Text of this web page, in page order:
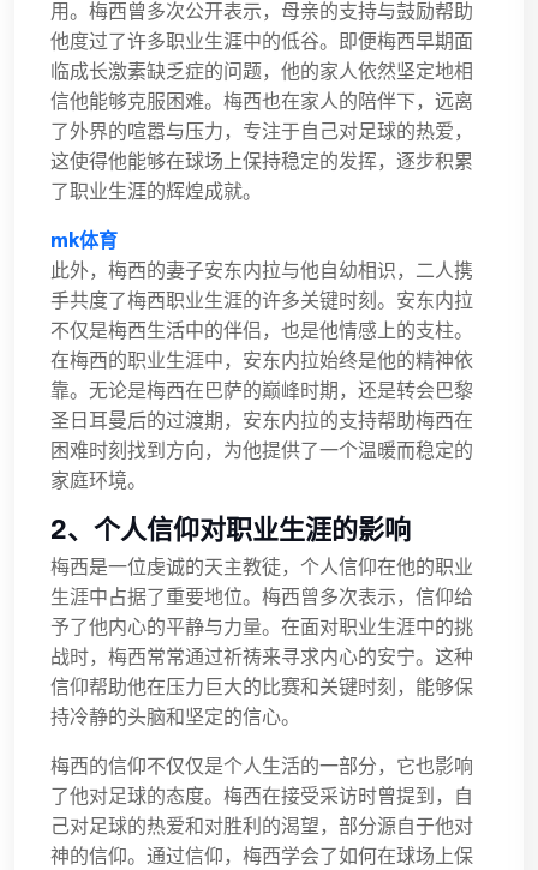
用。梅西曾多次公开表示，母亲的支持与鼓励帮助
他度过了许多职业生涯中的低谷。即便梅西早期面
临成长激素缺乏症的问题，他的家人依然坚定地相
信他能够克服困难。梅西也在家人的陪伴下，远离
了外界的喧嚣与压力，专注于自己对足球的热爱，
这使得他能够在球场上保持稳定的发挥，逐步积累
了职业生涯的辉煌成就。
mk体育
此外，梅西的妻子安东内拉与他自幼相识，二人携
手共度了梅西职业生涯的许多关键时刻。安东内拉
不仅是梅西生活中的伴侣，也是他情感上的支柱。
在梅西的职业生涯中，安东内拉始终是他的精神依
靠。无论是梅西在巴萨的巅峰时期，还是转会巴黎
圣日耳曼后的过渡期，安东内拉的支持帮助梅西在
困难时刻找到方向，为他提供了一个温暖而稳定的
家庭环境。
2、个人信仰对职业生涯的影响
梅西是一位虔诚的天主教徒，个人信仰在他的职业
生涯中占据了重要地位。梅西曾多次表示，信仰给
予了他内心的平静与力量。在面对职业生涯中的挑
战时，梅西常常通过祈祷来寻求内心的安宁。这种
信仰帮助他在压力巨大的比赛和关键时刻，能够保
持冷静的头脑和坚定的信心。
梅西的信仰不仅仅是个人生活的一部分，它也影响
了他对足球的态度。梅西在接受采访时曾提到，自
己对足球的热爱和对胜利的渴望，部分源自于他对
神的信仰。通过信仰，梅西学会了如何在球场上保